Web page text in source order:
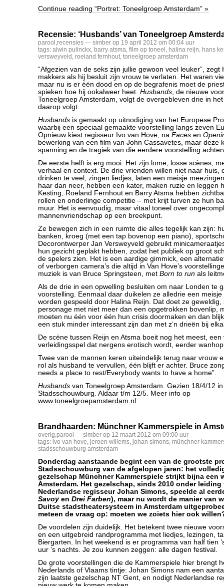
Continue reading “Portret: Toneelgroep Amsterdam” »
Recensie: ‘Husbands’ van Toneelgroep
parool ,recensies — simber op 19 april 2012 om 00:04 uur
tags: alwin pulinckx, barry atsma, film op toneel , halina reijn, hans
versweyveld , roeland fernhout, toneelgroep amsterdam
“Afgezien van de seks zijn jullie gewoon veel leuker”, zegt
makkers als hij besluit zijn vrouw te verlaten. Het waren
maar nu is er één dood en op de begrafenis moet de
spieken hoe hij ookalweer heet. Husbands, de nieuwe
Toneelgroep Amsterdam, volgt de overgebleven drie in
daarop volgt.
Husbands is gemaakt op uitnodiging van het Europese
waarbij een speciaal gemaakte voorstelling langs zeven
Opnieuw kiest regisseur Ivo van Hove, na Faces en
bewerking van een film van John Cassavetes, maar deze
spanning en de tragiek van die eerdere voorstelling
De eerste helft is erg mooi. Het zijn lome, losse scènes,
verhaal en context. De drie vrienden willen niet naar huis,
drinken te veel, zingen liedjes, laten een meisje
haar dan neer, hebben een kater, maken ruzie en leggen
Kesting, Roeland Fernhout en Barry Atsma hebben
rollen en onderlinge competitie – met krijt turven ze hun
muur. Het is eenvoudig, maar vitaal toneel over
mannenvriendschap op een breekpunt.
Ze bewegen zich in een ruimte die alles tegelijk kan zijn:
banken, kroeg (met een tap bovenop een piano),
Decorontwerper Jan Versweyveld gebruikt
hun gezicht geplakt hebben, zodat het publiek op groot
de spelers zien. Het is een aardige gimmick, een
of verborgen camera’s die altijd in Van Hove’s
muziek is van Bruce Springsteen, met Born to run als
Als de drie in een opwelling besluiten om naar Londen te
voorstelling. Eenmaal daar duikelen ze alledrie een
worden gespeeld door Halina Reijn. Dat doet ze geweldig,
personage met niet meer dan een opgetrokken bovenlip,
moeten nu één voor één hun crisis doormaken en dan
een stuk minder interessant zijn dan met z’n drieën bij
De scène tussen Reijn en Atsma boeit nog het meest,
verleidingsspel dat nergens erotisch wordt, eerder
Twee van de mannen keren uiteindelijk terug naar vrouw
rol als husband te vervullen, één blijft er achter. Bruce
needs a place to rest/Everybody wants to have a home”.
Husbands van Toneelgroep Amsterdam. Gezien 18/4/12
Stadsschouwburg. Aldaar t/m 12/5. Meer info op
www.toneelgroepamsterdam.nl
Brandhaarden: Münchner Kammerspiele in
overig,parool — simber op 12 maart 2012 om 09:00 uur
tags: ivo van hove, jeroen willems, johan simons, münchner
stadsschouwburg amsterdam
Donderdag aanstaande begint een van de grootste
Stadsschouwburg van de afgelopen jaren: het
gezelschap Münchner Kammerspiele strijkt bijna een
Amsterdam. Het gezelschap, sinds 2010 onder leiding
Nederlandse regisseur Johan Simons, speelde al
Savoyen Drei Farben), maar nu wordt de manier van
Duitse stadstheatersysteem in Amsterdam
meteen de vraag op: moeten we zoiets hier ook
De voordelen zijn duidelijk. Het betekent twee nieuwe
en een uitgebreid randprogramma met liedjes, lezingen,
Biergarten. In het weekend is er programma van half tien
uur ’s nachts. Je zou kunnen zeggen: alle dagen festival.
De grote voorstellingen die de Kammerspiele hier brengt
Nederlands of Vlaams tintje: Johan Simons nam een
zijn laatste gezelschap NT Gent, en nodigt Nederlandse